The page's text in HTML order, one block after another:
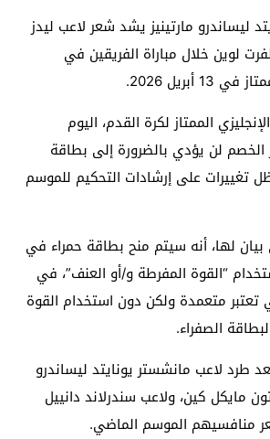
ليساندرو مارتينيز يشد شعر لاعب ليدز
لوين خلال مباراة الفريقين في
أبريل 2026.
الممتاز لكرة القدم، اليوم
لن يؤدي بالضرورة إلى بطاقة
تغييرات على إرشادات التحكيم للموسم
لها، أنه سيتم منح بطاقة حمراء في
“القوة المفرطة و/أو العنف”، في
تعتبر متعمدة ولكن دون استخدام القوة
الصفراء.
طرد لاعب مانشستر يونايتد ليساندرو
مايكل كين، ولاعب سندرلاند دانييل
منافسيهم الموسم الماضي.